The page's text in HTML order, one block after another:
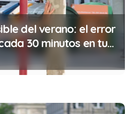
del verano: el error
30 minutos en tu
que te puede